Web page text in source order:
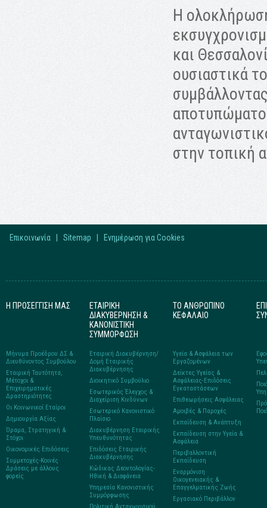
Η
και
ουσιαστικά
στην τοπική
Επικοινωνία Sitemap Ενημέρωση για Cookies
Η ΠΡΟΣΕΓΓΙΣΗ ΜΑΣ
Μήνυμα Προέδρου ΔΣ &
Διευθύνοντος Συμβούλου
Εταιρική Ταυτότητα,
Μέτοχοι &
Επιχειρηματικές
Δραστηριότητες
Οι Κοινωνικοί Εταίροι
Δημιουργία Αξίας
Όραμα, Στρατηγική &
Στόχοι
Οικονομικές Επιδόσεις
Συμμετοχές-Κοινές
Δράσεις με άλλους
φορείς
ΕΤΑΙΡΙΚΗ
ΔΙΑΚΥΒΕΡΝΗΣΗ &
ΚΑΝΟΝΙΣΤΙΚΗ
ΣΥΜΜΟΡΦΩΣΗ
Εταιρική Διακυβέρνηση/
Δομή Εταιρικής
Διακυβέρνησης
Διοικητικό Συμβούλιο
Εσωτερικός Έλεγχος &
Διαχείριση Κινδύνων
Εσωτερικό Κανονιστικό
Πλαίσιο
Διακυβέρνηση Εταιρικής
Υπευθυνότητας
Επιδόσεις Εταιρικής
Διακυβέρνησης
Κώδικας Δεοντολογίας-
Ηθική & Διαφάνεια
Υπηρεσία Κανονιστικής
Συμμόρφωσης
ΤΟ ΑΝΘΡΩΠΙΝΟ
ΚΕΦΑΛΑΙΟ
Υγεία & Ασφάλεια των
Εργαζομένων
Δείκτες Υγείας &
Ασφάλειας-Επιδόσεις
Εγκαταστάσεων
Επιθεωρήσεις Ασφάλειας
Αμοιβές & Παροχές
Εκπαίδευση & Ανάπτυξη
Εκπαίδευση στην Υγεία &
Ασφάλεια
Περιβαλλοντική
Εκπαίδευση
Εναρμόνιση
Οικογενειακής &
Επαγγελματικής Ζωής
Εργασιακό Περιβάλλον